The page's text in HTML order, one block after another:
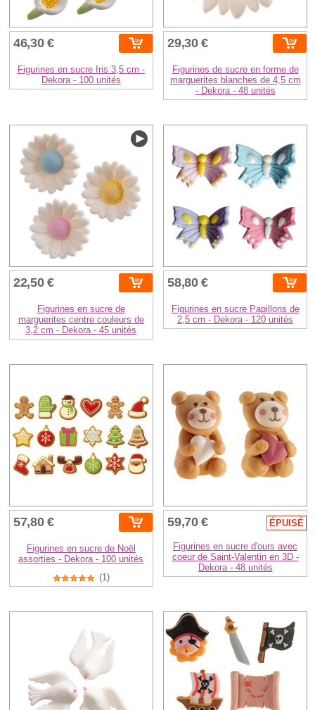
46,30 €
Figurines en sucre Iris 3,5 cm -
Dekora - 100 unités
29,30 €
Figurines de sucre en forme de
marguerites blanches de 4,5 cm
- Dekora - 48 unités
22,50 €
Figurines en sucre de
marguerites centre couleurs de
3,2 cm - Dekora - 45 unités
58,80 €
Figurines en sucre Papillons de
2,5 cm - Dekora - 120 unités
57,80 €
Figurines en sucre de Noël
assorties - Dekora - 100 unités
(1)
59,70 € ÉPUISÉ
Figurines en sucre d'ours avec
coeur de Saint-Valentin en 3D -
Dekora - 48 unités